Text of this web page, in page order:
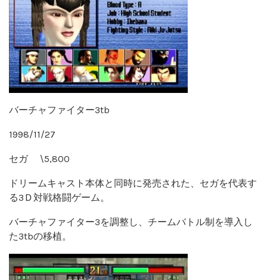
バーチャファイター3tb
1998/11/27
セガ \5,800
ドリームキャスト本体と同時に発売された、セガを代表す
る3Ｄ対戦格闘ゲーム。
バーチャファイター3を調整し、チームバトル制を導入し
た3tbの移植。